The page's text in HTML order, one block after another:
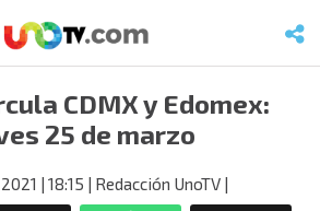
CDMX y Edomex:
25 de marzo
| 18:15 | Redacción UnoTV|